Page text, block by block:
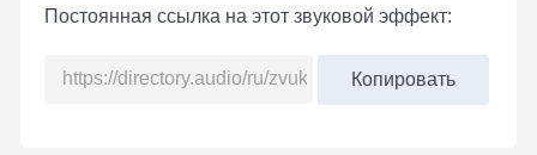
Постоянная ссылка на этот звуковой эффект:
Копировать